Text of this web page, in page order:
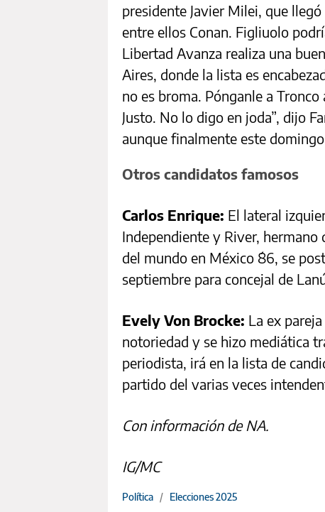
presidente Javier Milei, que
entre ellos Conan. Figliuolo
Libertad Avanza realiza una
Aires, donde la lista es
no es broma. Pónganle a Tronco
Justo. No lo digo en joda”, dijo
aunque finalmente este
Otros candidatos famosos
Carlos Enrique: El lateral
Independiente y River, hermano
del mundo en México ´86, se
septiembre para concejal de
Evely Von Brocke: La ex
notoriedad y se hizo mediática
periodista, irá en la lista de
partido del varias veces
Con información de NA.
IG/MC
Política / Elecciones 2025